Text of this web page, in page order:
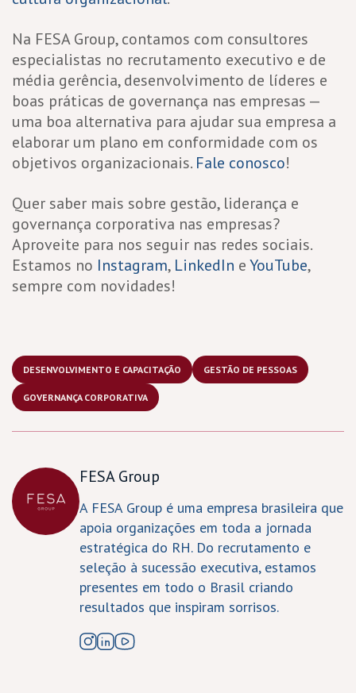
Na FESA Group, contamos com consultores
especialistas no recrutamento executivo e de
média gerência, desenvolvimento de líderes e
boas práticas de governança nas empresas —
uma boa alternativa para ajudar sua empresa a
elaborar um plano em conformidade com os
objetivos organizacionais. Fale conosco!
Quer saber mais sobre gestão, liderança e
governança corporativa nas empresas?
Aproveite para nos seguir nas redes sociais.
Estamos no Instagram, LinkedIn eYouTube,
sempre com novidades!
DESENVOLVIMENTO E CAPACITAÇÃO GESTÃO DE PESSOAS
GOVERNANÇA CORPORATIVA
FESA Group
A FESA Group é uma empresa brasileira que
apoia organizações em toda a jornada
estratégica do RH. Do recrutamento e
seleção à sucessão executiva, estamos
presentes em todo o Brasil criando
resultados que inspiram sorrisos.